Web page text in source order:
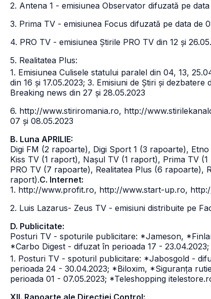
2. Antena 1 - emisiunea Observator difuzată pe data
3. Prima TV - emisiunea Focus difuzată pe data de
4. PRO TV - emisiunea Știrile PRO TV din 12 și
5. Realitatea Plus:
1. Emisiunea Culisele statului paralel din 04, 13,
din 16 și 17.05.2023; 3. Emisiuni de Știri și dezbatere
Breaking news din 27 și 28.05.2023
6. http://www.stiriromania.ro, http://
07 și 08.05.2023
B. Luna APRILIE:
Digi FM (2 rapoarte), Digi Sport 1 (3 rapoarte),
Kiss TV (1 raport), Nașul TV (1 raport), Prima TV
PRO TV (7 rapoarte), Realitatea Plus (6 rapoarte),
raport).C. Internet:
1. http://www.profit.ro, http://www.start-up.ro,
2. Luis Lazarus- Zeus TV - emisiuni distribuite pe
D. Publicitate:
Posturi TV - spoturile publicitare: *Jameson,
*Carbo Digest - difuzat în perioada 17 -
1. Posturi TV - spoturil publicitare: *Jabosgold -
perioada 24 - 30.04.2023; *Biloxim, *Siguranța
perioada 01 - 07.05.2023; *Teleshopping
XII. Rapoarte ale Direcției Control: